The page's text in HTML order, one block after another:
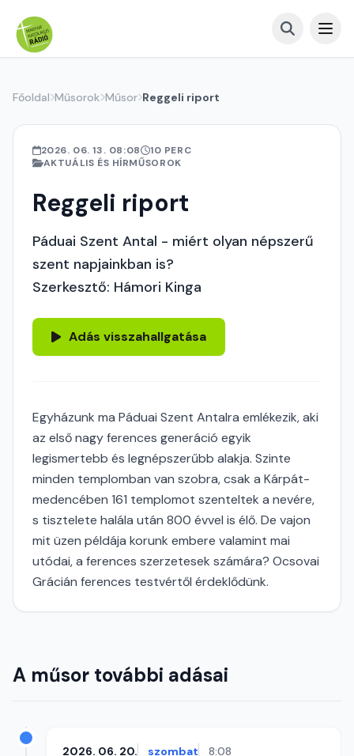
Főoldal Műsorok Műsor Reggeli riport
2026. 06. 13. 08:08
10 PERC
AKTUÁLIS ÉS HÍRMŰSOROK
Reggeli riport
Páduai Szent Antal - miért olyan népszerű
szent napjainkban is?
Szerkesztő: Hámori Kinga
Adás visszahallgatása
Egyházunk ma Páduai Szent Antalra emlékezik, aki
az első nagy ferences generáció egyik
legismertebb és legnépszerűbb alakja. Szinte
minden templomban van szobra, csak a Kárpát-
medencében 161 templomot szenteltek a nevére,
s tisztelete halála után 800 évvel is élő. De vajon
mit üzen példája korunk embere valamint mai
utódai, a ferences szerzetesek számára? Ocsovai
Grácián ferences testvértől érdeklődünk.
A műsor további adásai
2026. 06. 20. szombat 8:08